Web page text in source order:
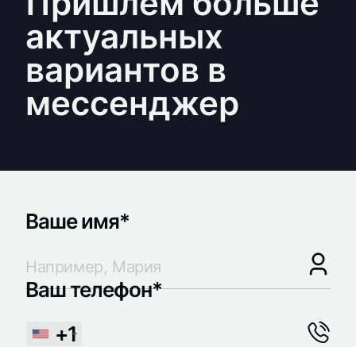
актуальных
вариантов в
мессенджер
Ваше имя*
Ваш телефон*
+1